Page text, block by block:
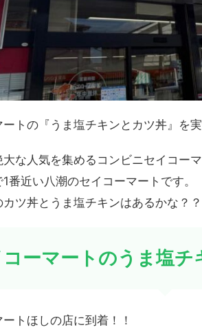
トの『うま塩チキンとカツ丼』を実
な人気を集めるコンビニセイコー
番近い八潮のセイコーマートです。
ツ丼とうま塩チキンはあるかな？？
ーマートのうま塩チ
トほしの店に到着！！